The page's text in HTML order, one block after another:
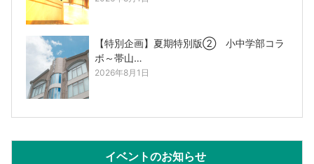
【特別企画】夏期特別版② 小中学部コラ
ボ～帯山…
2026年8月1日
イベントのお知らせ